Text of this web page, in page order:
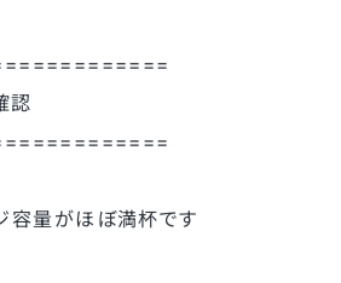
認
ジ容量がほぼ満杯です